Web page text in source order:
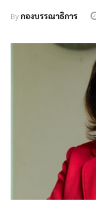
Byกองบรรณาธิการ